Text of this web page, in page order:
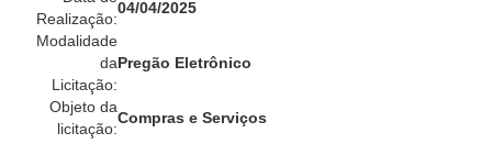
Realização:
04/04/2025
Modalidade
da
Licitação:
Pregão Eletrônico
Objeto da
licitação:
Compras e Serviços